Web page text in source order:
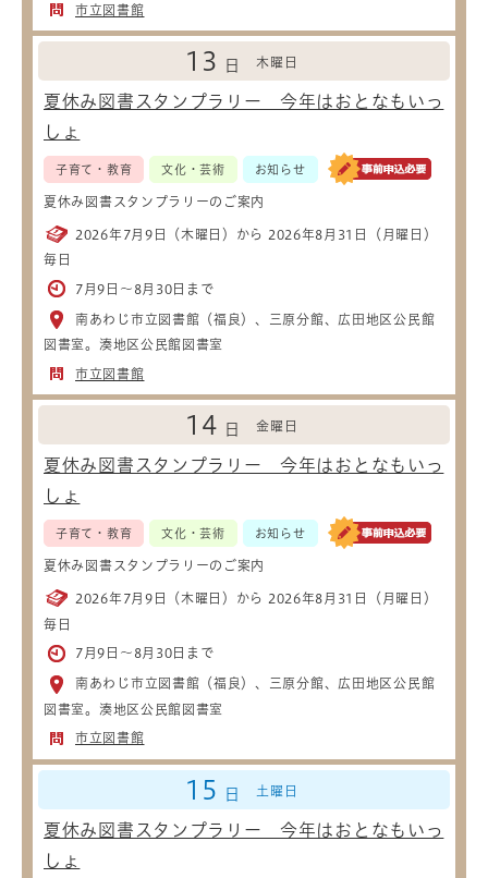
市立図書館
13 日 木曜日
夏休み図書スタンプラリー 今年はおとなもいっ
しょ
子育て・教育 文化・芸術 お知らせ
夏休み図書スタンプラリーのご案内
2026年7月9日（木曜日）から 2026年8月31日（月曜日）
毎日
7月9日～8月30日まで
南あわじ市立図書館（福良）、三原分館、広田地区公民館
図書室。湊地区公民館図書室
市立図書館
14 日 金曜日
夏休み図書スタンプラリー 今年はおとなもいっ
しょ
子育て・教育 文化・芸術 お知らせ
夏休み図書スタンプラリーのご案内
2026年7月9日（木曜日）から 2026年8月31日（月曜日）
毎日
7月9日～8月30日まで
南あわじ市立図書館（福良）、三原分館、広田地区公民館
図書室。湊地区公民館図書室
市立図書館
15 日 土曜日
夏休み図書スタンプラリー 今年はおとなもいっ
しょ